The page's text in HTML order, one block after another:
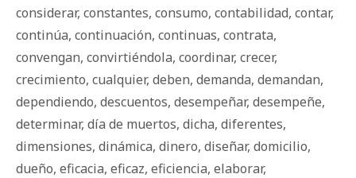
considerar, constantes, consumo, contabilidad, contar,
continúa, continuación, continuas, contrata,
convengan, convirtiéndola, coordinar, crecer,
crecimiento, cualquier, deben, demanda, demandan,
dependiendo, descuentos, desempeñar, desempeñe,
determinar, día de muertos, dicha, diferentes,
dimensiones, dinámica, dinero, diseñar, domicilio,
dueño, eficacia, eficaz, eficiencia, elaborar,